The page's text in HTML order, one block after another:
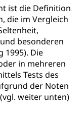
ist die Definition
die im Vergleich
besonderen
1995). Die
in mehreren
Tests des
der Noten
weiter unten)
IV
Luzern)